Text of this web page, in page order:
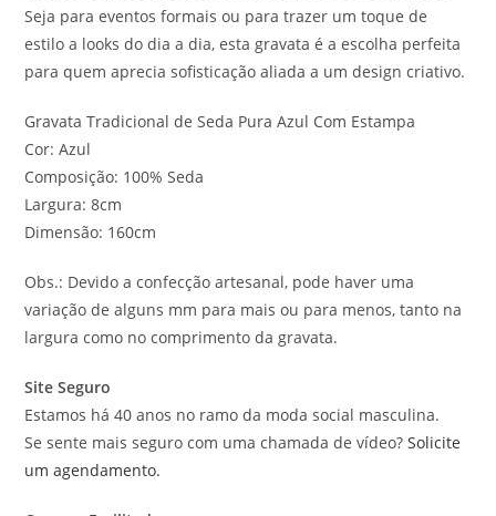
Seja para eventos formais ou para trazer um toque de
estilo a looks do dia a dia, esta gravata é a escolha perfeita
para quem aprecia sofisticação aliada a um design criativo.
Gravata Tradicional de Seda Pura Azul Com Estampa
Cor: Azul
Composição: 100% Seda
Largura: 8cm
Dimensão: 160cm
Obs.: Devido a confecção artesanal, pode haver uma
variação de alguns mm para mais ou para menos, tanto na
largura como no comprimento da gravata.
Site Seguro
Estamos há 40 anos no ramo da moda social masculina.
Se sente mais seguro com uma chamada de vídeo?Solicite
um agendamento.